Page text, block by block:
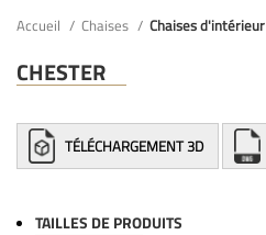
Accueil Chaises Chaises d'intérieur
CHESTER
TÉLÉCHARGEMENT 3D
TAILLES DE PRODUITS